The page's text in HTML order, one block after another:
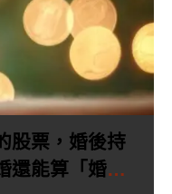
股票，婚後持
還能算「婚前